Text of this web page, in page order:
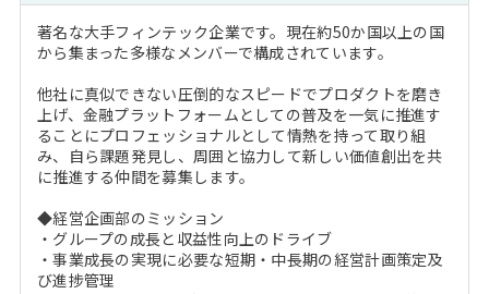
MBAを生かす求人特集
年齢と年収の相関図
MBA NETWORKING
著名な大手フィンテック企業です。現在約50か国以上の国
から集まった多様なメンバーで構成されています。
他社に真似できない圧倒的なスピードでプロダクトを磨き
上げ、金融プラットフォームとしての普及を一気に推進す
ることにプロフェッショナルとして情熱を持って取り組
み、自ら課題発見し、周囲と協力して新しい価値創出を共
に推進する仲間を募集します。
◆経営企画部のミッション
・グループの成長と収益性向上のドライブ
・事業成長の実現に必要な短期・中長期の経営計画策定及
び進捗管理